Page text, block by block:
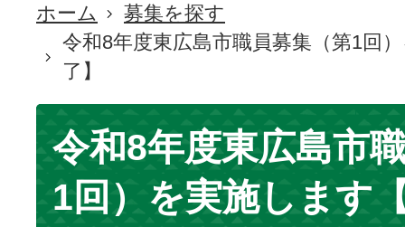
現
位
ホーム
募集を探す
令和8年度東広島市職員募集（第1回
了】
令和8年度東広島市
1回）を実施します